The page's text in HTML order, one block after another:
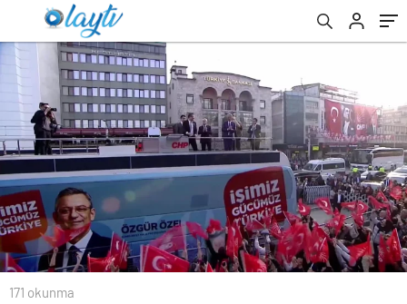
171 okunma
Belediyecilik Olacak”